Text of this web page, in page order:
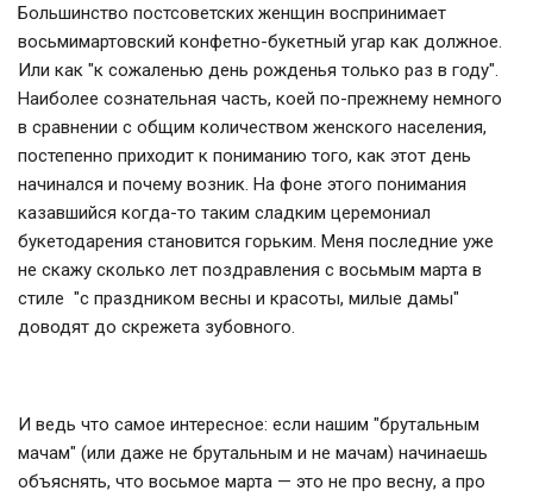
Большинство постсоветских женщин воспринимает
восьмимартовский конфетно-букетный угар как должное.
Или как "к сожаленью день рожденья только раз в году".
Наиболее сознательная часть, коей по-прежнему немного
в сравнении с общим количеством женского населения,
постепенно приходит к пониманию того, как этот день
начинался и почему возник. На фоне этого понимания
казавшийся когда-то таким сладким церемониал
букетодарения становится горьким. Меня последние уже
не скажу сколько лет поздравления с восьмым марта в
стиле "с праздником весны и красоты, милые дамы"
доводят до скрежета зубовного.
И ведь что самое интересное: если нашим "брутальным
мачам" (или даже не брутальным и не мачам) начинаешь
объяснять, что восьмое марта — это не про весну, а про